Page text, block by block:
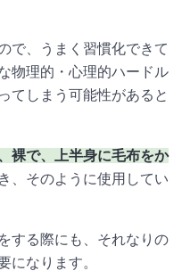
で、うまく習慣化できて
物理的・心理的ハードル
てしまう可能性があると
裸で、上半身に毛布をか
、そのように使用してい
する際にも、それなりの
になります。